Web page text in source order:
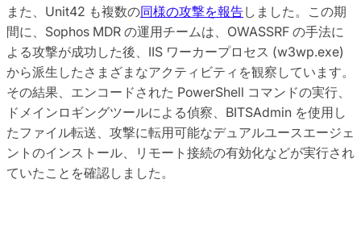
また、Unit42 も複数の同様の攻撃を報告しました。この期
間に、Sophos MDR の運用チームは、OWASSRF の手法に
よる攻撃が成功した後、IIS ワーカープロセス (w3wp.exe)
から派生したさまざまなアクティビティを観察しています。
その結果、エンコードされた PowerShell コマンドの実行、
ドメインロギングツールによる偵察、BITSAdmin を使用し
たファイル転送、攻撃に転用可能なデュアルユースエージェ
ントのインストール、リモート接続の有効化などが実行され
ていたことを確認しました。